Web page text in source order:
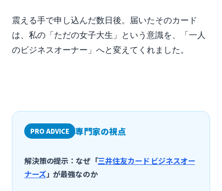
震える手で申し込んだ数日後。届いたそのカード
は、私の「ただの女子大生」という意識を、「一人
のビジネスオーナー」へと変えてくれました。
PRO ADVICE 専門家の視点
解決策の提示：なぜ「三井住友カード ビジネスオー
ナーズ」が最強なのか